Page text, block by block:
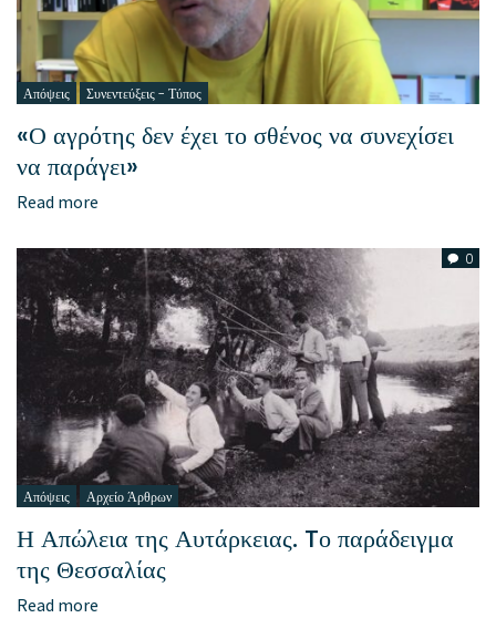
Απόψεις Συνεντεύξεις - Τύπος
«Ο αγρότης δεν έχει το σθένος να συνεχίσει
να παράγει»
Read more
0
Απόψεις Αρχείο Άρθρων
Η Απώλεια της Αυτάρκειας. Tο παράδειγμα
της Θεσσαλίας
Read more